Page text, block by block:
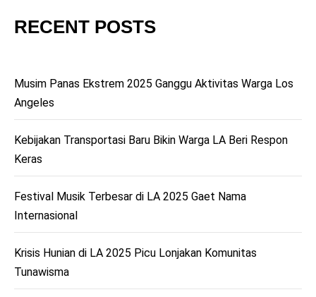
RECENT POSTS
Musim Panas Ekstrem 2025 Ganggu Aktivitas Warga Los
Angeles
Kebijakan Transportasi Baru Bikin Warga LA Beri Respon
Keras
Festival Musik Terbesar di LA 2025 Gaet Nama
Internasional
Krisis Hunian di LA 2025 Picu Lonjakan Komunitas
Tunawisma